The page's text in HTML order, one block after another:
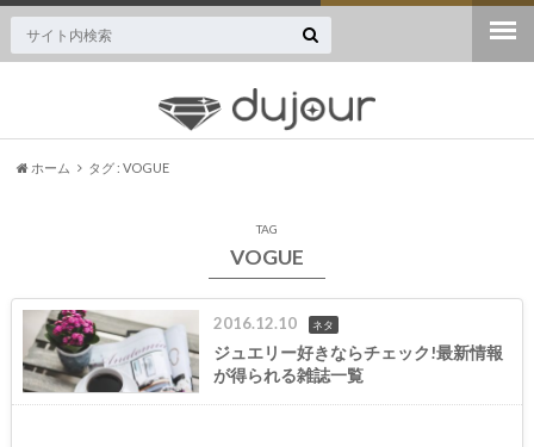
ホーム タグ : VOGUE
TAG
VOGUE
2016.12.10 ネタ
ジュエリー好きならチェック!最新情報
が得られる雑誌一覧